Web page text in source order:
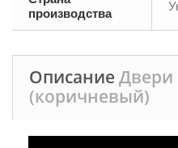
производства
Описание Двери
(коричневый)